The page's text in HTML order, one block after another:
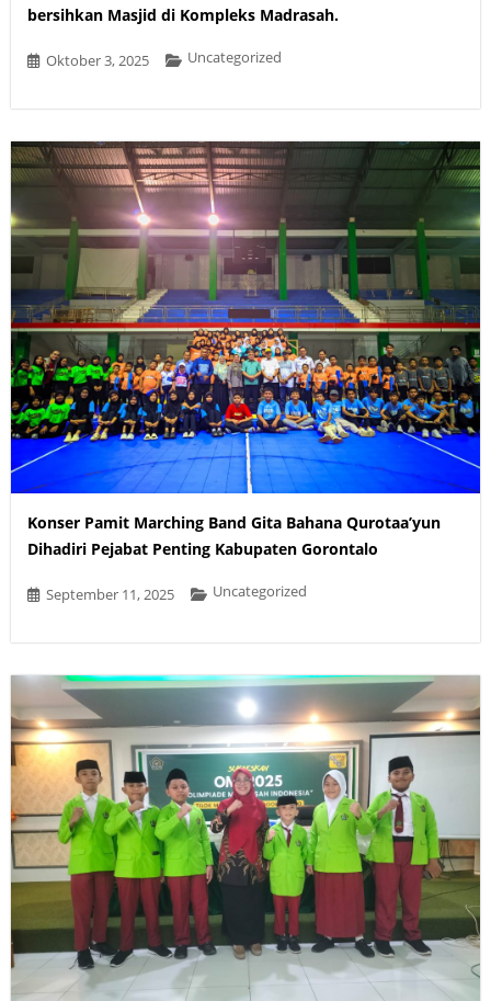
bersihkan Masjid di Kompleks Madrasah.
Oktober 3, 2025 Uncategorized
Konser Pamit Marching Band Gita Bahana Qurotaa’yun
Dihadiri Pejabat Penting Kabupaten Gorontalo
September 11, 2025 Uncategorized